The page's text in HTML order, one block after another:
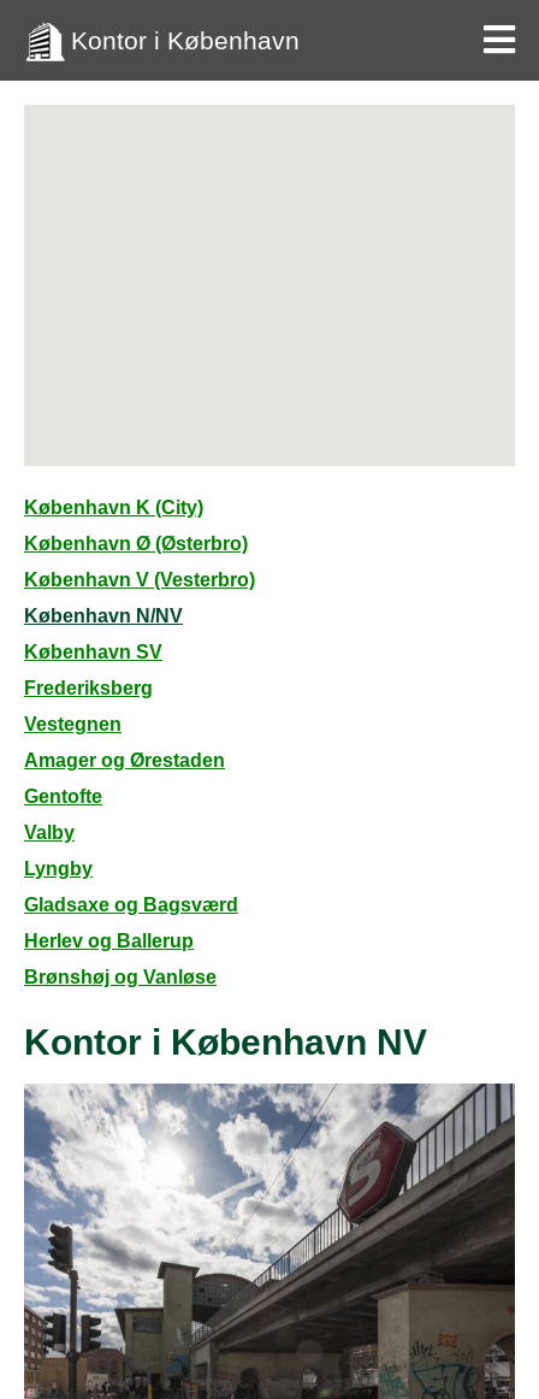
Kontor i København
København K (City)
København Ø (Østerbro)
København V (Vesterbro)
København N/NV
København SV
Frederiksberg
Vestegnen
Amager og Ørestaden
Gentofte
Valby
Lyngby
Gladsaxe og Bagsværd
Herlev og Ballerup
Brønshøj og Vanløse
Kontor i København NV